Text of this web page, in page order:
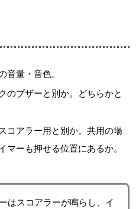
音量・音色。
のブザーと別か。どちらかと
コアラー用と別か。共用の場
マーも押せる位置にあるか。
はスコアラーが鳴らし、イ